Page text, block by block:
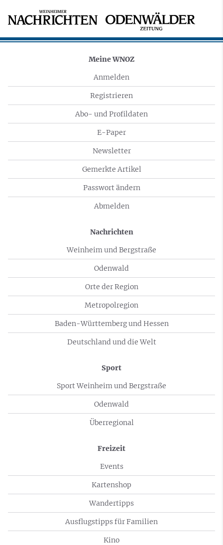
Meine WNOZ
Anmelden
Registrieren
Abo- und Profildaten
E-Paper
Newsletter
Gemerkte Artikel
Passwort ändern
Abmelden
Nachrichten
Weinheim und Bergstraße
Odenwald
Orte der Region
Metropolregion
Baden-Württemberg und Hessen
Deutschland und die Welt
Sport
Sport Weinheim und Bergstraße
Odenwald
Überregional
Freizeit
Events
Kartenshop
Wandertipps
Ausflugstipps für Familien
Kino